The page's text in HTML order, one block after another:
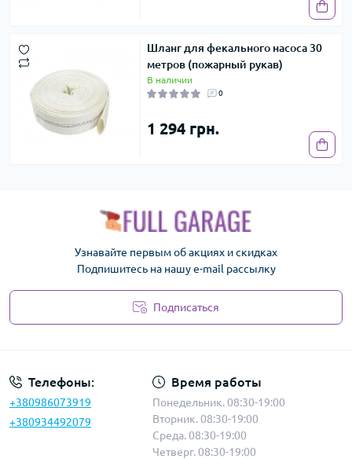
Шланг для фекального насоса 30
метров (пожарный рукав)
В наличии
0
1 294 грн.
Узнавайте первым об акциях и скидках
Подпишитесь на нашу e-mail рассылку
Подписаться
Телефоны:
+380986073919
+380934492079
Время работы
Понедельник. 08:30-19:00
Вторник. 08:30-19:00
Среда. 08:30-19:00
Четверг. 08:30-19:00